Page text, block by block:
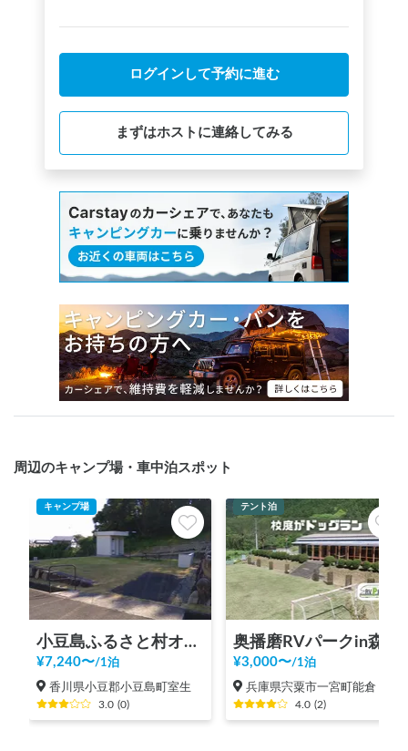
ログインして予約に進む
まずはホストに連絡してみる
周辺のキャンプ場・車中泊スポット
キャンプ場
小豆島ふるさと村オートキャンプ場
¥7,240〜/1泊
香川県小豆郡小豆島町室生
3.0 (0)
テント泊
¥3,000〜/1泊
兵庫県宍粟市一宮町能倉
4.0 (2)